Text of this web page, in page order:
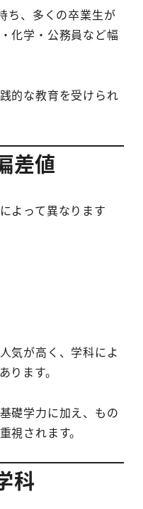
ち、多くの卒業生が
化学・公務員など幅
的な教育を受けられ
差値
よって異なります
気が高く、学科によ
ります。
礎学力に加え、もの
視されます。
科